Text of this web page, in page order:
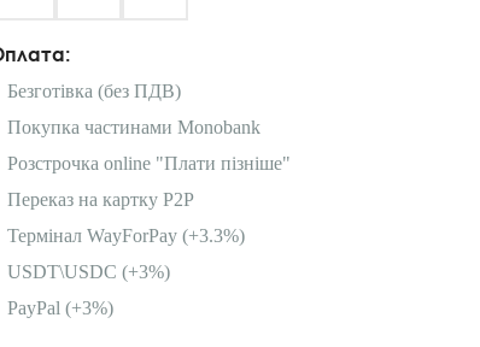
Безготівка (без ПДВ)
Покупка частинами Monobank
Розстрочка online "Плати пізніше"
Переказ на картку P2P
Термінал WayForPay (+3.3%)
USDT\USDC (+3%)
PayPal (+3%)